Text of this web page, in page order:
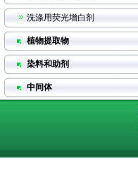
洗涤用荧光增白剂
植物提取物
染料和助剂
中间体